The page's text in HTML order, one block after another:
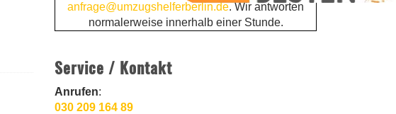
anfrage@umzugshelferberlin.de. Wir antworten
normalerweise innerhalb einer Stunde.
Service / Kontakt
Anrufen:
030 209 164 89